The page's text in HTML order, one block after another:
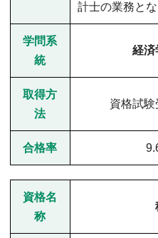
計士の業務とな
学問系
統
経済
取得方
法
資格試
合格率
資格名
称